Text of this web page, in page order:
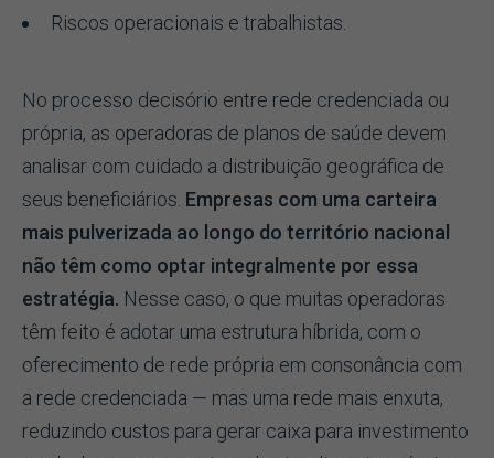
Riscos operacionais e trabalhistas.
No processo decisório entre rede credenciada ou
própria, as operadoras de planos de saúde devem
analisar com cuidado a distribuição geográfica de
seus beneficiários. Empresas com uma carteira
mais pulverizada ao longo do território nacional
não têm como optar integralmente por essa
estratégia. Nesse caso, o que muitas operadoras
têm feito é adotar uma estrutura híbrida, com o
oferecimento de rede própria em consonância com
a rede credenciada — mas uma rede mais enxuta,
reduzindo custos para gerar caixa para investimento